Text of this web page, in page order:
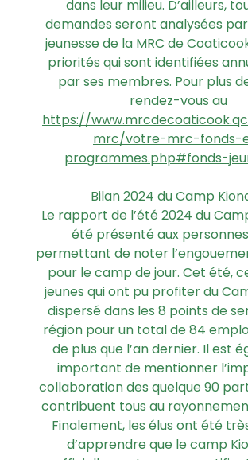
dans leur milieu. D’ailleurs,
demandes seront analysées
jeunesse de la MRC de
priorités qui sont identifiées
par ses membres. Pour plus
rendez-vous au
https://
mrc/votre-mrc-fonds-
programmes.php#fonds-
Bilan 2024 du Camp
Le rapport de l’été 2024 du
été présenté aux
permettant de noter
pour le camp de jour. Cet été,
jeunes qui ont pu profiter du
dispersé dans les 8 points de
région pour un total de 84
de plus que l’an dernier. Il est
important de mentionner
collaboration des quelque 90
contribuent tous au
Finalement, les élus ont été
d’apprendre que le camp